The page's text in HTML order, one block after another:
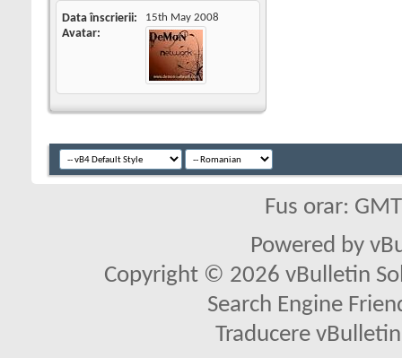
Data înscrierii 15th May 2008
Avatar
Fus orar:
Powered by
Copyright © 2026 vBulletin
Search Engine
Traducere